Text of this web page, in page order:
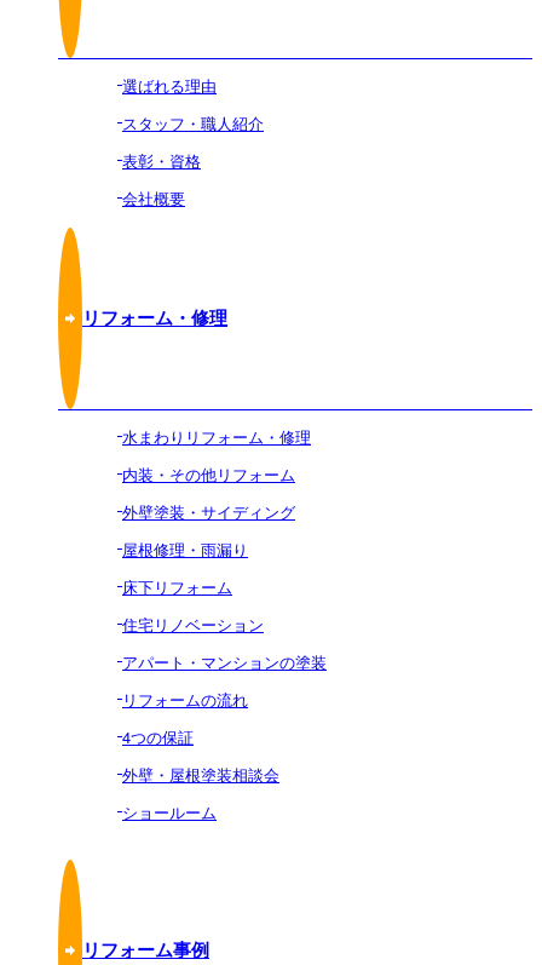
選ばれる理由
スタッフ・職人紹介
表彰・資格
会社概要
リフォーム・修理
水まわりリフォーム・修理
内装・その他リフォーム
外壁塗装・サイディング
屋根修理・雨漏り
床下リフォーム
住宅リノベーション
アパート・マンションの塗装
リフォームの流れ
4つの保証
外壁・屋根塗装相談会
ショールーム
リフォーム事例